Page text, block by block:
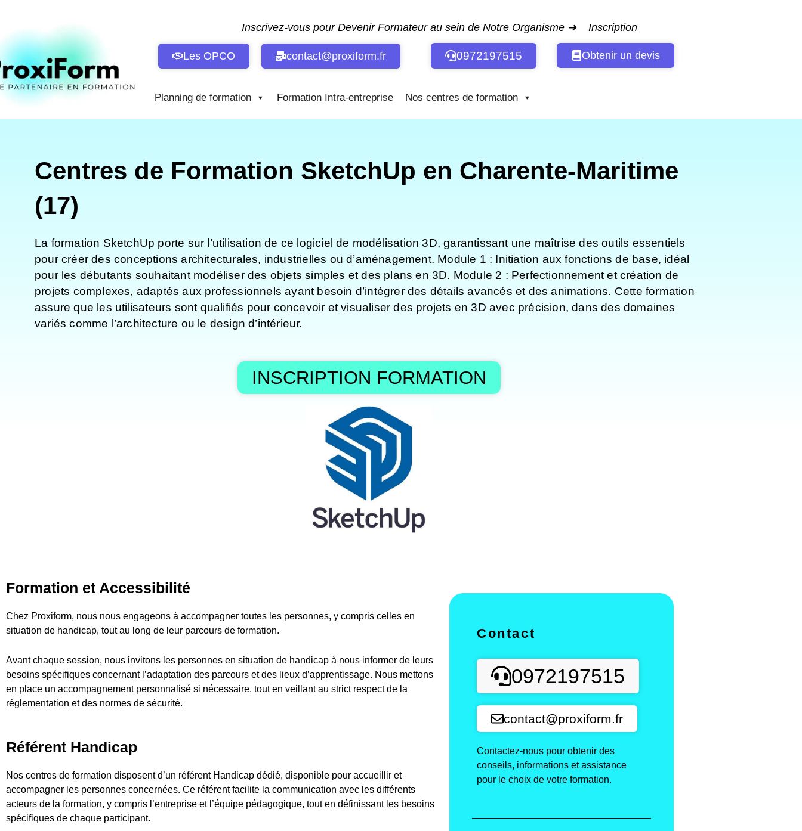
contenu
Inscrivez-vous pour Devenir Formateur au sein de Notre Organisme ➜ Inscription
Les OPCO contact@proxiform.fr 0972197515 Obtenir un devis
Planning de formation Formation Intra-entreprise Nos centres de formation
Centres de Formation SketchUp en Charente-Maritime
(17)
La formation SketchUp porte sur l’utilisation de ce logiciel de modélisation 3D, garantissant une maîtrise des outils essentiels
pour créer des conceptions architecturales, industrielles ou d’aménagement. Module 1 : Initiation aux fonctions de base, idéal
pour les débutants souhaitant modéliser des objets simples et des plans en 3D. Module 2 : Perfectionnement et création de
projets complexes, adaptés aux professionnels ayant besoin d’intégrer des détails avancés et des animations. Cette formation
assure que les utilisateurs sont qualifiés pour concevoir et visualiser des projets en 3D avec précision, dans des domaines
variés comme l’architecture ou le design d’intérieur.
INSCRIPTION FORMATION
Formation et Accessibilité
Chez Proxiform, nous nous engageons à accompagner toutes les personnes, y compris celles en
situation de handicap, tout au long de leur parcours de formation.
Avant chaque session, nous invitons les personnes en situation de handicap à nous informer de leurs
besoins spécifiques concernant l’adaptation des parcours et des lieux d’apprentissage. Nous mettons
en place un accompagnement personnalisé si nécessaire, tout en veillant au strict respect de la
réglementation et des normes de sécurité.
Référent Handicap
Nos centres de formation disposent d’un référent Handicap dédié, disponible pour accueillir et
accompagner les personnes concernées. Ce référent facilite la communication avec les différents
acteurs de la formation, y compris l’entreprise et l’équipe pédagogique, tout en définissant les besoins
spécifiques de chaque participant.
Contact
0972197515
contact@proxiform.fr
Contactez-nous pour obtenir des
conseils, informations et assistance
pour le choix de votre formation.